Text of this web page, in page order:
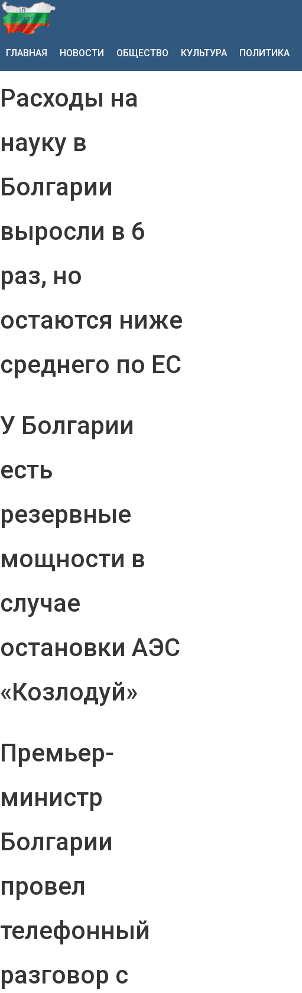
ГЛАВНАЯ НОВОСТИ ОБЩЕСТВО КУЛЬТУРА ПОЛИТИКА
Расходы на
науку в
Болгарии
выросли в 6
раз, но
остаются ниже
среднего по ЕС
У Болгарии
есть
резервные
мощности в
случае
остановки АЭС
«Козлодуй»
Премьер-
министр
Болгарии
провел
телефонный
разговор с